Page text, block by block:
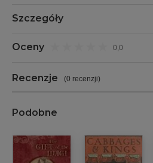
Szczegóły
Oceny 0,0
Recenzje (0 recenzji)
Podobne